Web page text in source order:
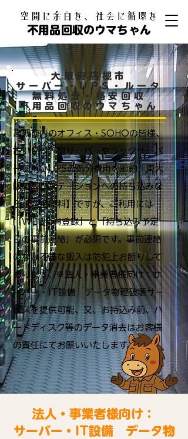
​空間に余白を、社会に循環を
不用品回収のウマちゃん
大阪府高槻市
サーバー・UPS・ルータ
無料処分・格安回収
不用品回収のウマちゃん
高槻市内のオフィス・SOHOの皆様、
古いタワー型サーバーやラックサーバ
ー、重いUPSの処分費用を節約！東大
阪のエコステーションへの持ち込みな
ら【完全無料】ですが、ご利用には
「WEB会員登録」と「持ち込み予定
日の事前連絡」が必須です。事前連絡
のない不審な搬入は防犯上お断りして
おります。※法人・事業者様向け：サ
ーバー・IT設備 データ物理破壊サー
ビスを提供可能、又、お持込み前、ハ
ードディスク等のデータ消去はお客様
の責任にてお願いいたします。
法人・事業者様向け：
サーバー・IT設備 データ物